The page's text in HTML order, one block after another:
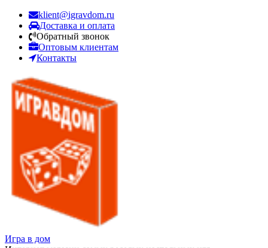
klient@igravdom.ru
Доставка и оплата
Обратный звонок
Оптовым клиентам
Контакты
Игра в дом